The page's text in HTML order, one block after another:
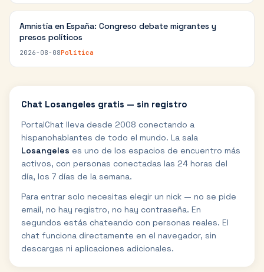
Amnistía en España: Congreso debate migrantes y
presos políticos
2026-08-08Política
Chat Losangeles gratis — sin registro
PortalChat lleva desde 2008 conectando a
hispanohablantes de todo el mundo. La sala
Losangeles es uno de los espacios de encuentro más
activos, con personas conectadas las 24 horas del
día, los 7 días de la semana.
Para entrar solo necesitas elegir un nick — no se pide
email, no hay registro, no hay contraseña. En
segundos estás chateando con personas reales. El
chat funciona directamente en el navegador, sin
descargas ni aplicaciones adicionales.